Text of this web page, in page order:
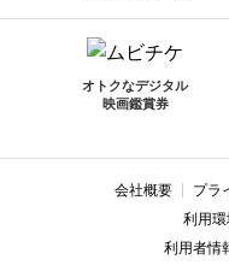
オトクなデジタル
映画鑑賞券
会社概要 プラ
利用環
利用者情